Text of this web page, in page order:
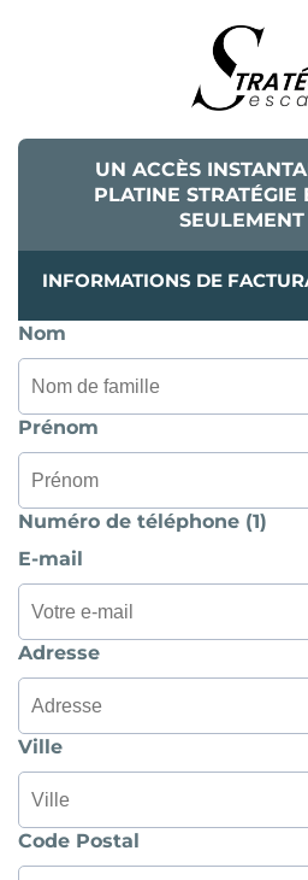
UN ACCÈS
PLATINE STRATÉGIE
INFORMATIONS DE
Nom
Prénom
Numéro de téléphone (1)
E-mail
Adresse
Ville
Code Postal